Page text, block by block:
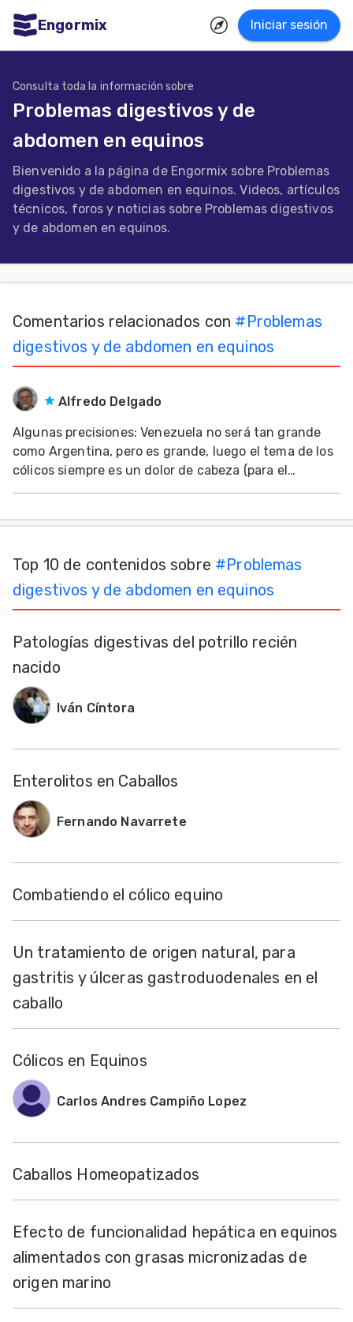
Engormix Iniciar sesión
Agricultura
Balanceados
Piensos
Avicultura
Ganadería
Micotoxinas
Porcicultura
Consulta toda la información sobre
Problemas digestivos y de
abdomen en equinos
Bienvenido a la página de Engormix sobre Problemas
digestivos y de abdomen en equinos. Videos, artículos
técnicos, foros y noticias sobre Problemas digestivos
y de abdomen en equinos.
Comentarios relacionados con #Problemas
digestivos y de abdomen en equinos
Alfredo Delgado
Algunas precisiones: Venezuela no será tan grande
como Argentina, pero es grande, luego el tema de los
cólicos siempre es un dolor de cabeza (para el
propietario y el veterinario), ya que no hay receta
hecho de que el cólico equino viene de varios prob
Top 10 de contenidos sobre #Problemas
digestivos y de abdomen en equinos
Patologías digestivas del potrillo recién
nacido
Iván Cíntora
Enterolitos en Caballos
Fernando Navarrete
Combatiendo el cólico equino
Un tratamiento de origen natural, para
gastritis y úlceras gastroduodenales en el
caballo
Cólicos en Equinos
Carlos Andres Campiño Lopez
Caballos Homeopatizados
Efecto de funcionalidad hepática en equinos
alimentados con grasas micronizadas de
origen marino